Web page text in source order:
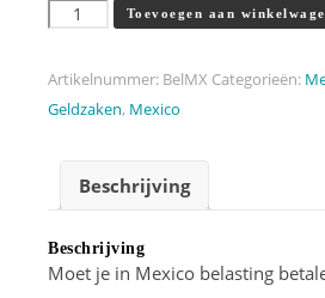
Belastingplicht Mexico aantal
Toevoegen aan
Artikelnummer: BelMX Categorieën:
Geldzaken, Mexico
Beschrijving
Beschrijving
Moet je in Mexico belasting